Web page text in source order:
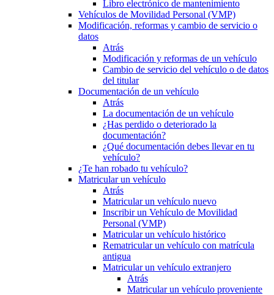
Libro electrónico de mantenimiento
Vehículos de Movilidad Personal (VMP)
Modificación, reformas y cambio de servicio o
datos
Atrás
Modificación y reformas de un vehículo
Cambio de servicio del vehículo o de datos
del titular
Documentación de un vehículo
Atrás
La documentación de un vehículo
¿Has perdido o deteriorado la
documentación?
¿Qué documentación debes llevar en tu
vehículo?
¿Te han robado tu vehículo?
Matricular un vehículo
Atrás
Matricular un vehículo nuevo
Inscribir un Vehículo de Movilidad
Personal (VMP)
Matricular un vehículo histórico
Rematricular un vehículo con matrícula
antigua
Matricular un vehículo extranjero
Atrás
Matricular un vehículo proveniente